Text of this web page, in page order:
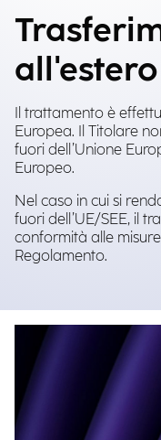
all'estero
Il trattamento è
Europea. Il Titolare
fuori dell’Unione
Europeo.
Nel caso in cui si
fuori dell’UE/SEE, il
conformità alle
Regolamento.